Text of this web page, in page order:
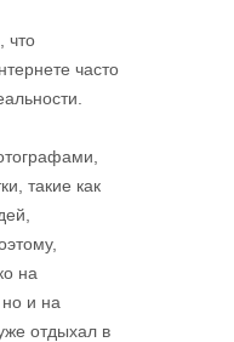
что
часто
такие как
на
и на
отдыхал в